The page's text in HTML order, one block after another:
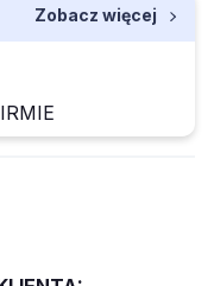
Zobacz więcej